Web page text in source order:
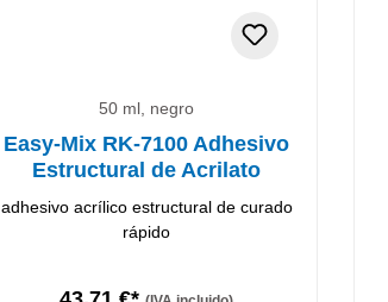
50 ml, negro
Easy-Mix RK-7100 Adhesivo
Estructural de Acrilato
adhesivo acrílico estructural de curado
rápido